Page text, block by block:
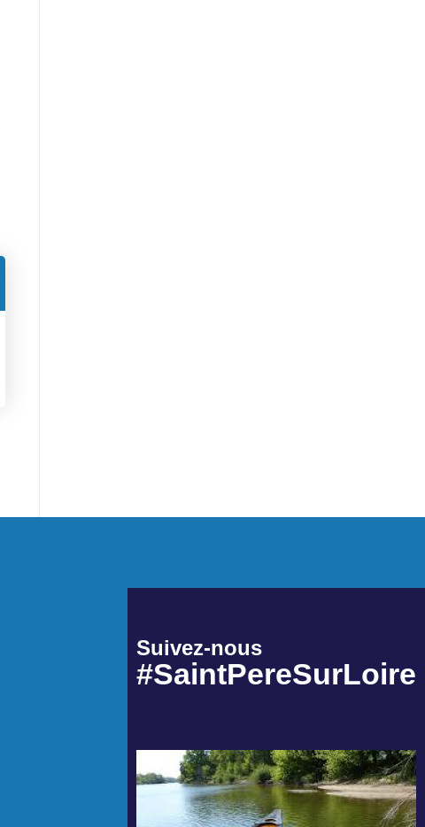
Suivez-nous
#SaintPereSurLoire